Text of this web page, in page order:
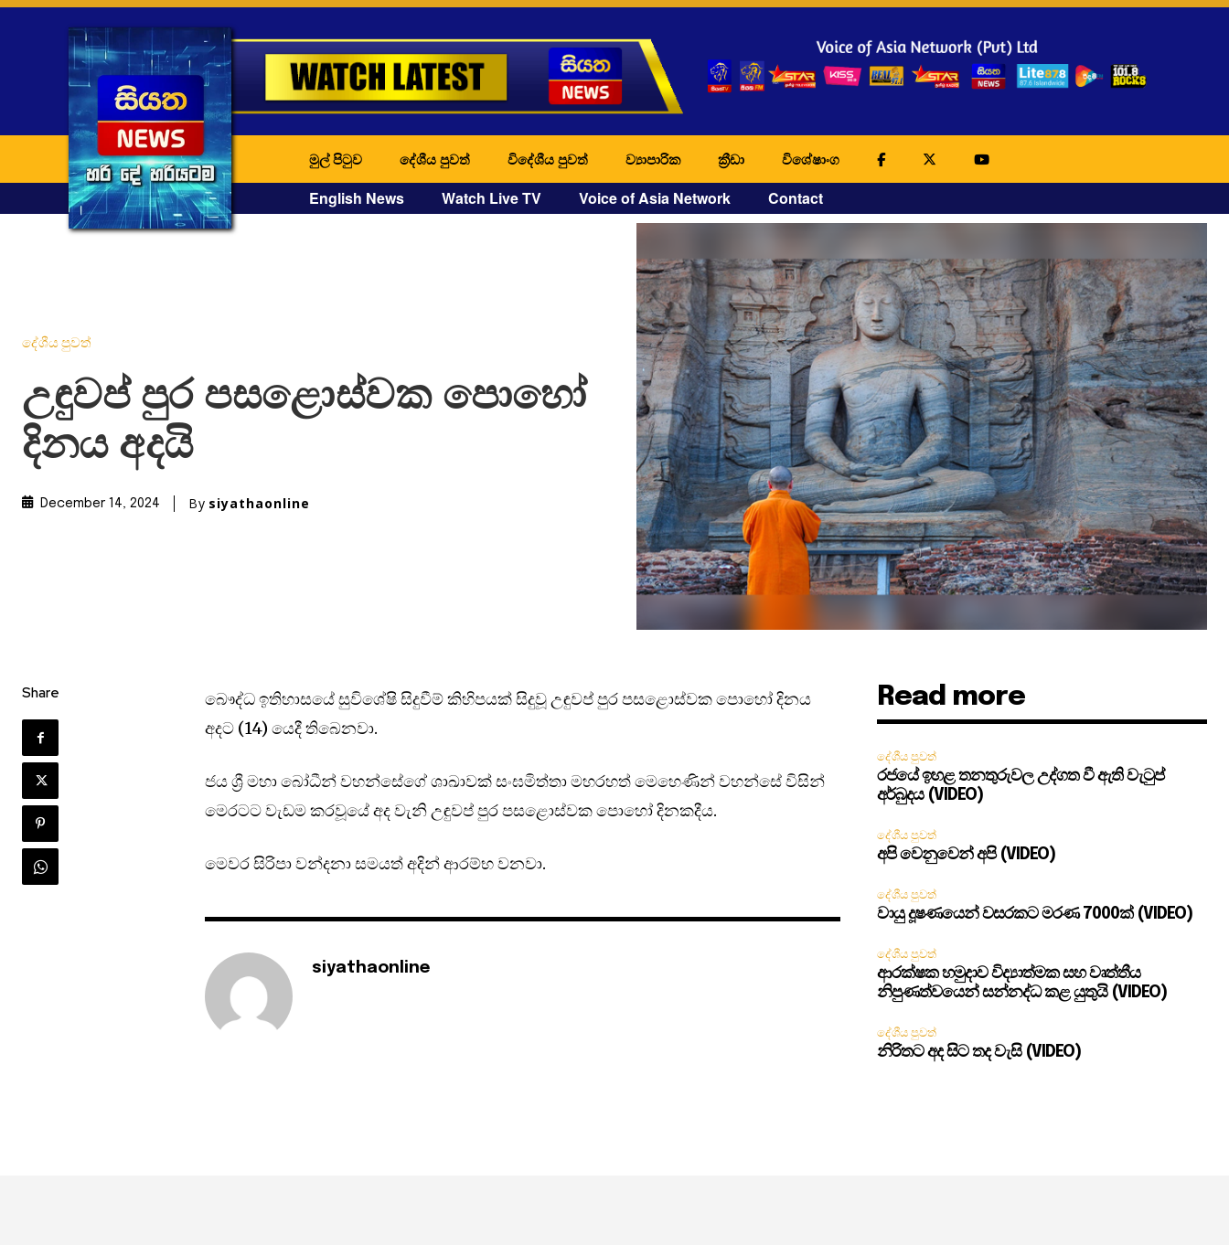
මුල් පිටුව දේශීය පුවත් විදේශීය පුවත් ව්‍යාපාරික ක්‍රීඩා විශේෂාංග
English News Watch Live TV Voice of Asia Network Contact
දේශීය පුවත්
උඳුවප් පුර පසළොස්වක පොහෝ
දිනය අදයි
December 14, 2024 By siyathaonline
Share
බෞද්ධ ඉතිහාසයේ සුවිශේෂි සිදුවීම් කිහිපයක් සිදුවූ උඳුවප් පුර පසළොස්වක පොහෝ දිනය
අද⁣ට (14) යෙදී තිබෙනවා.
ජය ශ්‍රී මහා බෝධීන් වහන්සේගේ ශාඛාවක් සංඝමිත්තා මහරහත් මෙහෙණින් වහන්සේ විසින්
මෙරටට වැඩම කරවූයේ අද වැනි උඳුවප් පුර පසළොස්වක පොහෝ දිනකදීය.
මෙවර සිරිපා වන්දනා සමයත් අදින් ආරම්භ වනවා.
siyathaonline
Read more
දේශීය පුවත්
රජයේ ඉහළ තනතුරුවල උද්ගත වී ඇති වැටුප්
අර්බුදය (VIDEO)
දේශීය පුවත්
අපි වෙනුවෙන් අපි (VIDEO)
දේශීය පුවත්
වායු දූෂණයෙන් වසරකට මරණ 7000ක් (VIDEO)
දේශීය පුවත්
ආරක්ෂක හමුදාව විද්‍යාත්මක සහ වෘත්තීය
නිපුණත්වයෙන් සන්නද්ධ කළ යුතුයි (VIDEO)
දේශීය පුවත්
නිරිතට අද සිට තද වැසි (VIDEO)